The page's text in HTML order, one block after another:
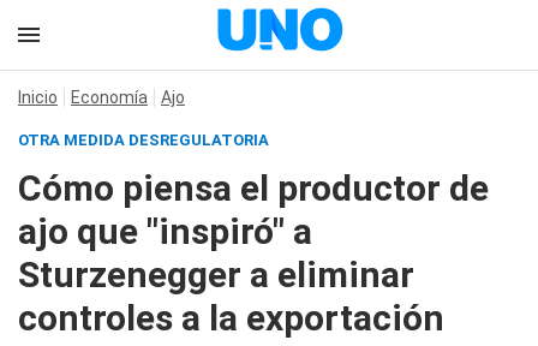
Inicio Economía Ajo
OTRA MEDIDA DESREGULATORIA
Cómo piensa el productor de
ajo que "inspiró" a
Sturzenegger a eliminar
controles a la exportación